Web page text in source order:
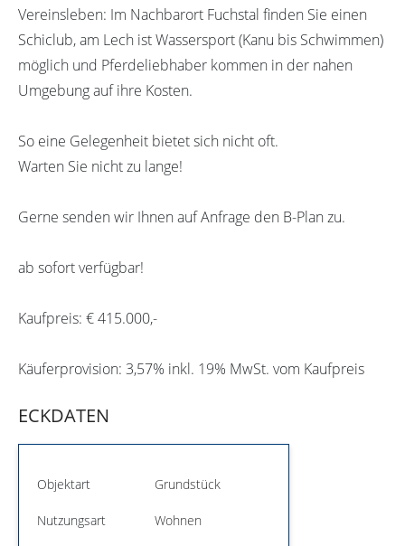
Vereinsleben: Im Nachbarort Fuchstal finden Sie einen
Schiclub, am Lech ist Wassersport (Kanu bis Schwimmen)
möglich und Pferdeliebhaber kommen in der nahen
Umgebung auf ihre Kosten.
So eine Gelegenheit bietet sich nicht oft.
Warten Sie nicht zu lange!
Gerne senden wir Ihnen auf Anfrage den B-Plan zu.
ab sofort verfügbar!
Kaufpreis: € 415.000,-
Käuferprovision: 3,57% inkl. 19% MwSt. vom Kaufpreis
ECKDATEN
Objektart Grundstück
Nutzungsart Wohnen